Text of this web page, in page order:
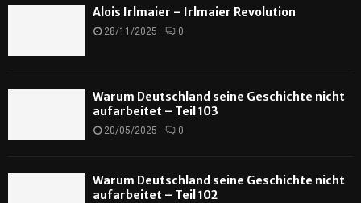
Alois Irlmaier – Irlmaier Revolution
28/11/2025 0
Warum Deutschland seine Geschichte nicht
aufarbeitet – Teil 103
20/05/2025 0
Warum Deutschland seine Geschichte nicht
aufarbeitet – Teil 102